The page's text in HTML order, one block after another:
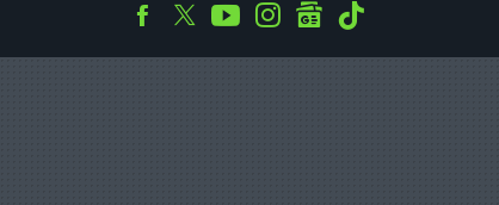
Facebook
TwitterYoutubeInstagramgooglenews